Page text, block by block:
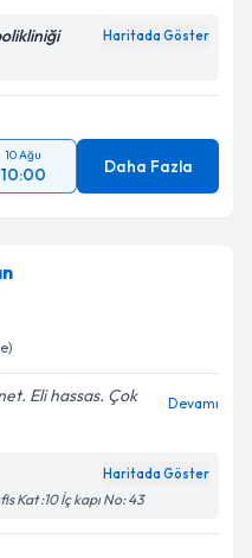
Haritada Göster
10 Ağu
10:00 Daha Fazla
Eli hassas. Çok
Devamı
Haritada Göster
Kat :10 İç kapı No: 43